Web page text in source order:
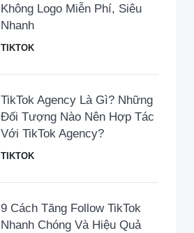
Không Logo Miễn Phí, Siêu
Nhanh
TIKTOK
TikTok Agency Là Gì? Những
Đối Tượng Nào Nên Hợp Tác
Với TikTok Agency?
TIKTOK
9 Cách Tăng Follow TikTok
Nhanh Chóng Và Hiệu Quả